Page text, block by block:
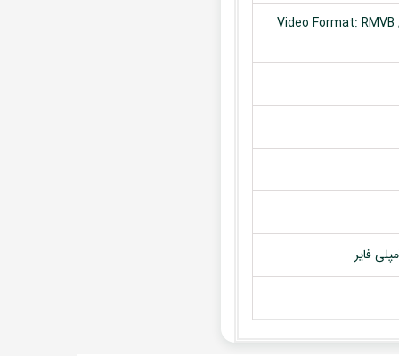
Video Format: